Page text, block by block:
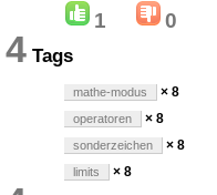
1 0
4 Tags
mathe-modus × 8
operatoren × 8
sonderzeichen × 8
limits × 8